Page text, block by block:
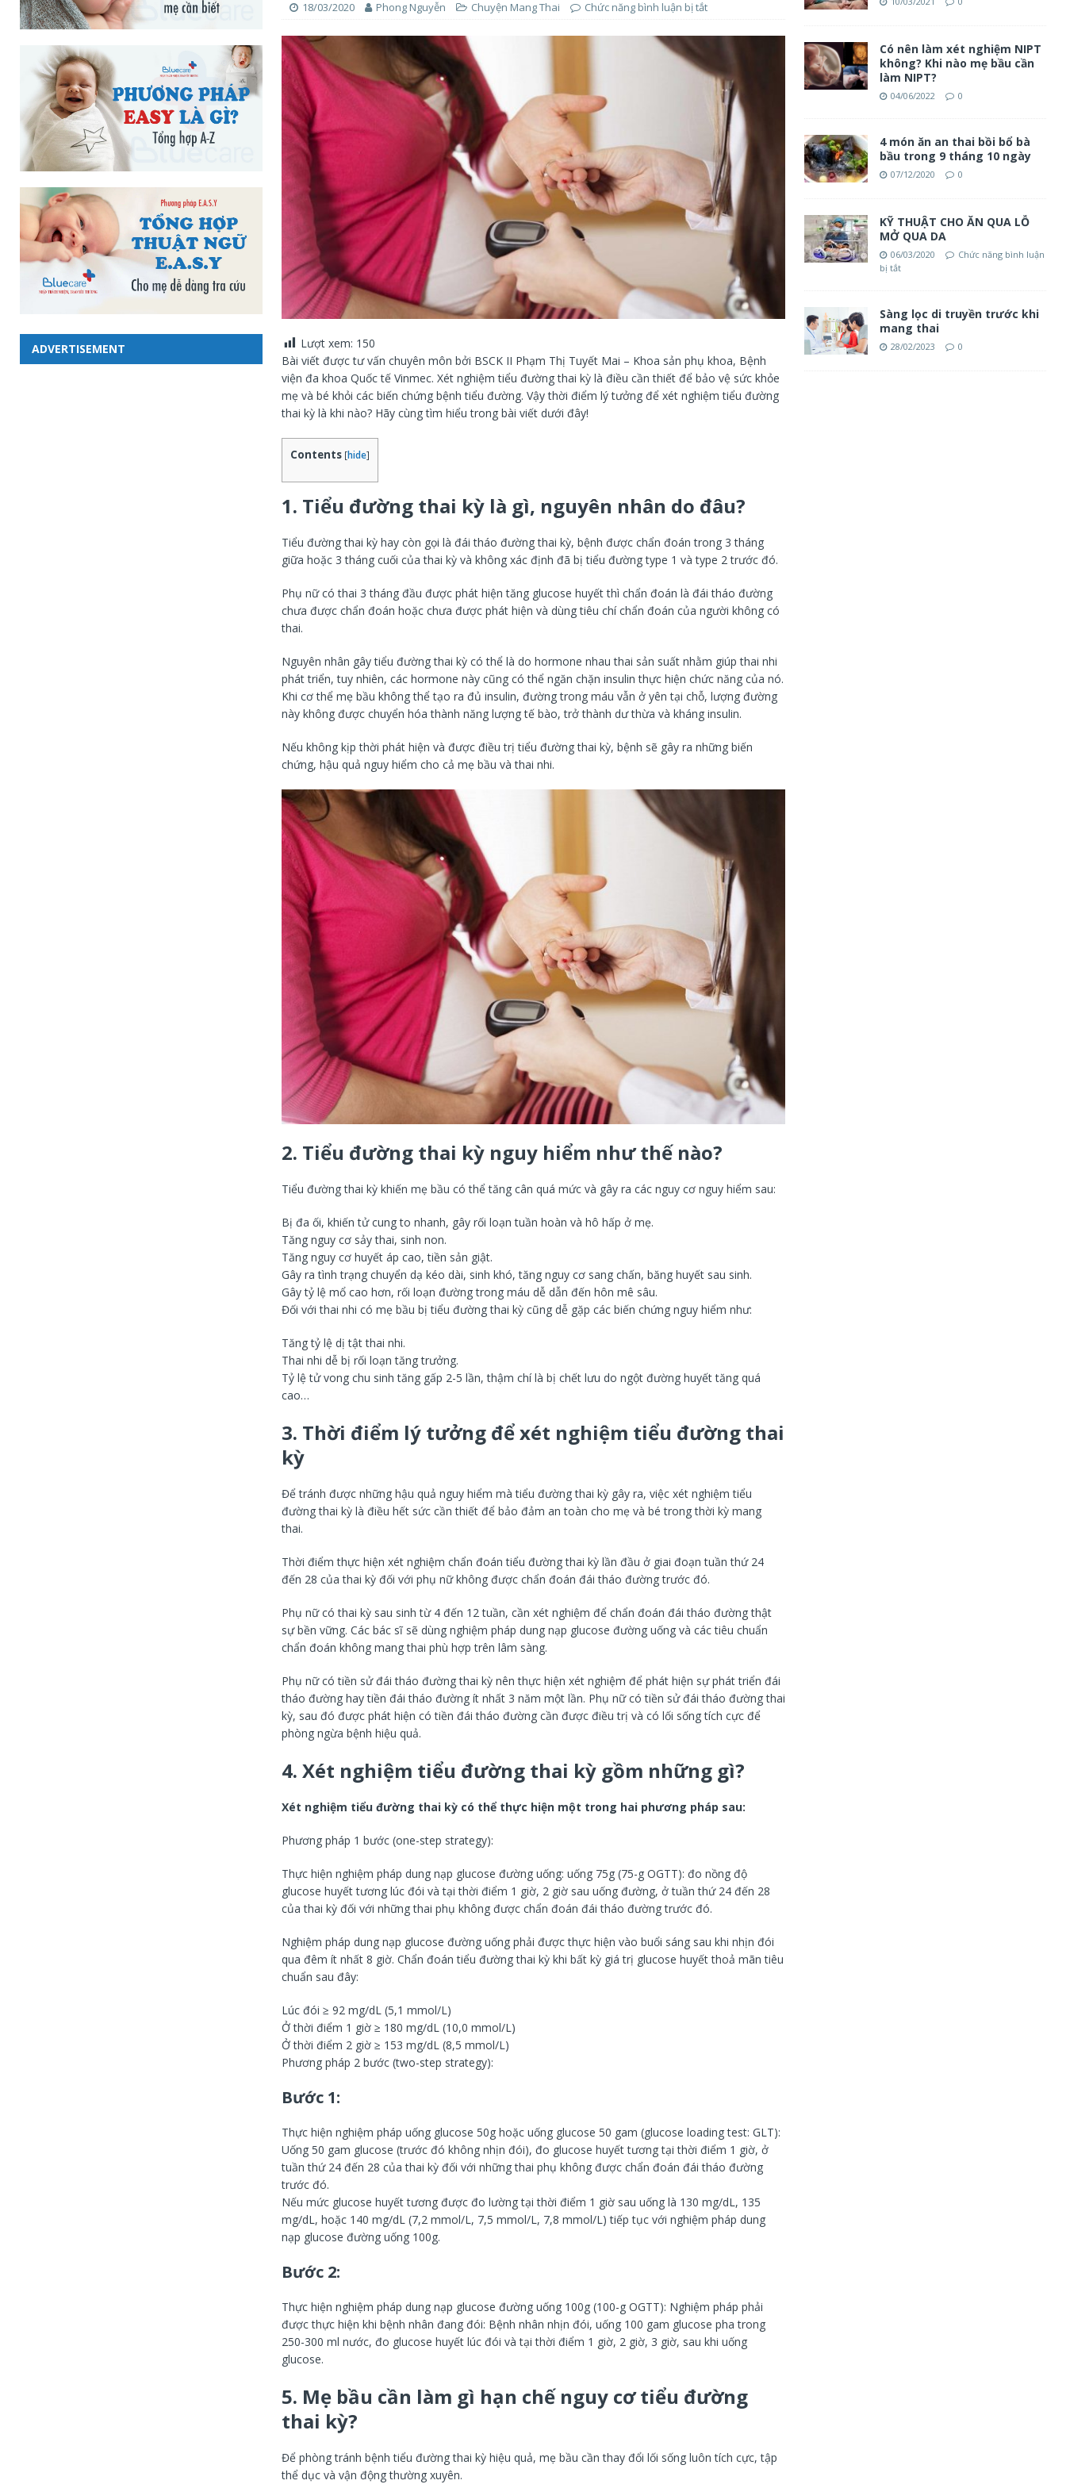
18/03/2020 Phong Nguyễn Chuyện Mang Thai Chức năng bình luận bị tắt
Lượt xem: 150
Bài viết được tư vấn chuyên môn bởi BSCK II Phạm Thị Tuyết Mai – Khoa sản phụ khoa, Bệnh
viện đa khoa Quốc tế Vinmec. Xét nghiệm tiểu đường thai kỳ là điều cần thiết để bảo vệ sức khỏe
mẹ và bé khỏi các biến chứng bệnh tiểu đường. Vậy thời điểm lý tưởng để xét nghiệm tiểu đường
thai kỳ là khi nào? Hãy cùng tìm hiểu trong bài viết dưới đây!
Contents [hide]
1. Tiểu đường thai kỳ là gì, nguyên nhân do đâu?
Tiểu đường thai kỳ hay còn gọi là đái tháo đường thai kỳ, bệnh được chẩn đoán trong 3 tháng
giữa hoặc 3 tháng cuối của thai kỳ và không xác định đã bị tiểu đường type 1 và type 2 trước đó.
Phụ nữ có thai 3 tháng đầu được phát hiện tăng glucose huyết thì chẩn đoán là đái tháo đường
chưa được chẩn đoán hoặc chưa được phát hiện và dùng tiêu chí chẩn đoán của người không có
thai.
Nguyên nhân gây tiểu đường thai kỳ có thể là do hormone nhau thai sản suất nhằm giúp thai nhi
phát triển, tuy nhiên, các hormone này cũng có thể ngăn chặn insulin thực hiện chức năng của nó.
Khi cơ thể mẹ bầu không thể tạo ra đủ insulin, đường trong máu vẫn ở yên tại chỗ, lượng đường
này không được chuyển hóa thành năng lượng tế bào, trở thành dư thừa và kháng insulin.
Nếu không kịp thời phát hiện và được điều trị tiểu đường thai kỳ, bệnh sẽ gây ra những biến
chứng, hậu quả nguy hiểm cho cả mẹ bầu và thai nhi.
2. Tiểu đường thai kỳ nguy hiểm như thế nào?
Tiểu đường thai kỳ khiến mẹ bầu có thể tăng cân quá mức và gây ra các nguy cơ nguy hiểm sau:
Bị đa ối, khiến tử cung to nhanh, gây rối loạn tuần hoàn và hô hấp ở mẹ.
Tăng nguy cơ sảy thai, sinh non.
Tăng nguy cơ huyết áp cao, tiền sản giật.
Gây ra tình trạng chuyển dạ kéo dài, sinh khó, tăng nguy cơ sang chấn, băng huyết sau sinh.
Gây tỷ lệ mổ cao hơn, rối loạn đường trong máu dễ dẫn đến hôn mê sâu.
Đối với thai nhi có mẹ bầu bị tiểu đường thai kỳ cũng dễ gặp các biến chứng nguy hiểm như:
Tăng tỷ lệ dị tật thai nhi.
Thai nhi dễ bị rối loạn tăng trưởng.
Tỷ lệ tử vong chu sinh tăng gấp 2-5 lần, thậm chí là bị chết lưu do ngột đường huyết tăng quá
cao…
3. Thời điểm lý tưởng để xét nghiệm tiểu đường thai
kỳ
Để tránh được những hậu quả nguy hiểm mà tiểu đường thai kỳ gây ra, việc xét nghiệm tiểu
đường thai kỳ là điều hết sức cần thiết để bảo đảm an toàn cho mẹ và bé trong thời kỳ mang
thai.
Thời điểm thực hiện xét nghiệm chẩn đoán tiểu đường thai kỳ lần đầu ở giai đoạn tuần thứ 24
đến 28 của thai kỳ đối với phụ nữ không được chẩn đoán đái tháo đường trước đó.
Phụ nữ có thai kỳ sau sinh từ 4 đến 12 tuần, cần xét nghiệm để chẩn đoán đái tháo đường thật
sự bền vững. Các bác sĩ sẽ dùng nghiệm pháp dung nạp glucose đường uống và các tiêu chuẩn
chẩn đoán không mang thai phù hợp trên lâm sàng.
Phụ nữ có tiền sử đái tháo đường thai kỳ nên thực hiện xét nghiệm để phát hiện sự phát triển đái
tháo đường hay tiền đái tháo đường ít nhất 3 năm một lần. Phụ nữ có tiền sử đái tháo đường thai
kỳ, sau đó được phát hiện có tiền đái tháo đường cần được điều trị và có lối sống tích cực để
phòng ngừa bệnh hiệu quả.
4. Xét nghiệm tiểu đường thai kỳ gồm những gì?
Xét nghiệm tiểu đường thai kỳ có thể thực hiện một trong hai phương pháp sau:
Phương pháp 1 bước (one-step strategy):
Thực hiện nghiệm pháp dung nạp glucose đường uống: uống 75g (75-g OGTT): đo nồng độ
glucose huyết tương lúc đói và tại thời điểm 1 giờ, 2 giờ sau uống đường, ở tuần thứ 24 đến 28
của thai kỳ đối với những thai phụ không được chẩn đoán đái tháo đường trước đó.
Nghiệm pháp dung nạp glucose đường uống phải được thực hiện vào buổi sáng sau khi nhịn đói
qua đêm ít nhất 8 giờ. Chẩn đoán tiểu đường thai kỳ khi bất kỳ giá trị glucose huyết thoả mãn tiêu
chuẩn sau đây:
Lúc đói ≥ 92 mg/dL (5,1 mmol/L)
Ở thời điểm 1 giờ ≥ 180 mg/dL (10,0 mmol/L)
Ở thời điểm 2 giờ ≥ 153 mg/dL (8,5 mmol/L)
Phương pháp 2 bước (two-step strategy):
Bước 1:
Thực hiện nghiệm pháp uống glucose 50g hoặc uống glucose 50 gam (glucose loading test: GLT):
Uống 50 gam glucose (trước đó không nhịn đói), đo glucose huyết tương tại thời điểm 1 giờ, ở
tuần thứ 24 đến 28 của thai kỳ đối với những thai phụ không được chẩn đoán đái tháo đường
trước đó.
Nếu mức glucose huyết tương được đo lường tại thời điểm 1 giờ sau uống là 130 mg/dL, 135
mg/dL, hoặc 140 mg/dL (7,2 mmol/L, 7,5 mmol/L, 7,8 mmol/L) tiếp tục với nghiệm pháp dung
nạp glucose đường uống 100g.
Bước 2:
Thực hiện nghiệm pháp dung nạp glucose đường uống 100g (100-g OGTT): Nghiệm pháp phải
được thực hiện khi bệnh nhân đang đói: Bệnh nhân nhịn đói, uống 100 gam glucose pha trong
250-300 ml nước, đo glucose huyết lúc đói và tại thời điểm 1 giờ, 2 giờ, 3 giờ, sau khi uống
glucose.
5. Mẹ bầu cần làm gì hạn chế nguy cơ tiểu đường
thai kỳ?
Để phòng tránh bệnh tiểu đường thai kỳ hiệu quả, mẹ bầu cần thay đổi lối sống luôn tích cực, tập
thể dục và vận động thường xuyên.
ADVERTISEMENT
Có nên làm xét nghiệm NIPT
không? Khi nào mẹ bầu cần
làm NIPT?
04/06/2022 0
4 món ăn an thai bồi bổ bà
bầu trong 9 tháng 10 ngày
07/12/2020 0
KỸ THUẬT CHO ĂN QUA LỖ
MỞ QUA DA
06/03/2020
Chức năng bình luận
bị tắt
Sàng lọc di truyền trước khi
mang thai
28/02/2023 0